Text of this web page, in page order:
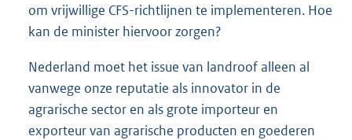
om vrijwillige CFS-richtlijnen te implementeren. Hoe
kan de minister hiervoor zorgen?
Nederland moet het issue van landroof alleen al
vanwege onze reputatie als innovator in de
agrarische sector en als grote importeur en
exporteur van agrarische producten en goederen